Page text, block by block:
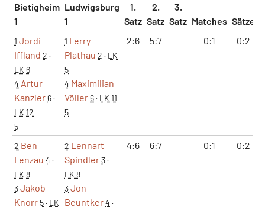
Bietigheim
1
Ludwigsburg
1
1.
Satz
2.
Satz
3.
Satz Matches Sätze
1 Jordi
Iffland 2 ·
LK 6
4 Artur
Kanzler 6·
LK 12
5
1 Ferry
Plathau 2 · LK
5
4 Maximilian
Völler 6· LK 11
5
2:6 5:7 0:1 0:2
2 Ben
Fenzau 4 ·
LK 8
3Jakob
Knorr 5· LK
2 Lennart
Spindler3·
LK 8
3Jon
Beuntker4 ·
4:6 6:7 0:1 0:2